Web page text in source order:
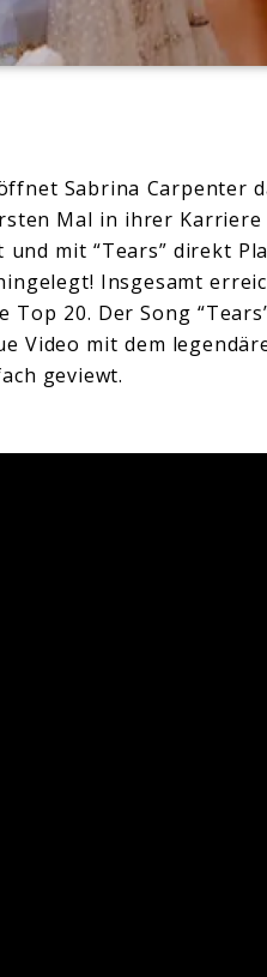
Sabrina Carpenter
Mal in ihrer
mit “Tears” direkt
Insgesamt
20. Der Song
Video mit dem
geviewt.